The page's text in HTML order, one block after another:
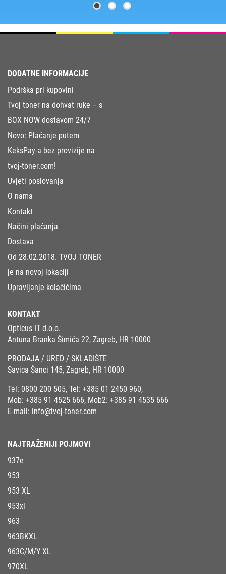
DODATNE INFORMACIJE
Podrška pri kupovini
Tvoj toner na dohvat ruke – s
BOX NOW dostavom 24/7
Novo: Plaćanje putem
KeksPay-a bez provizije na
tvoj-toner.com!
Uvjeti poslovanja
O nama
Kontakt
Načini plaćanja
Dostava
Od 28.02.2018. TVOJ TONER
je na novoj lokaciji
Upravljanje kolačićima
KONTAKT
Opticus IT d.o.o.
Antuna Branka Šimića 22, Zagreb, HR 10000
PRODAJA / URED / SKLADIŠTE
Savica Šanci 145, Zagreb, HR 10000
Tel: 0800 200 505, Tel: +385 01 2450 960,
Mob: +385 91 4525 666, Mob2: +385 91 4535 666
E-mail: info@tvoj-toner.com
NAJTRAŽENIJI POJMOVI
937e
953
953 XL
953xl
963
963BKXL
963C/M/Y XL
970XL